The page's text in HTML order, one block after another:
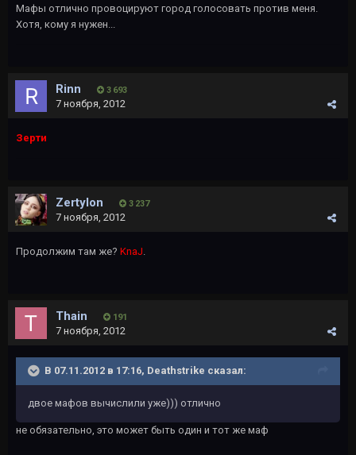
Мафы отлично провоцируют город голосовать против меня.
Хотя, кому я нужен...
Rinn 3 693
7 ноября, 2012
Зерти
Zertylon 3 237
7 ноября, 2012
Продолжим там же? KnaJ.
Thain 191
7 ноября, 2012
В 07.11.2012 в 17:16, Deathstrike сказал:
двое мафов вычислили уже))) отлично
не обязательно, это может быть один и тот же маф